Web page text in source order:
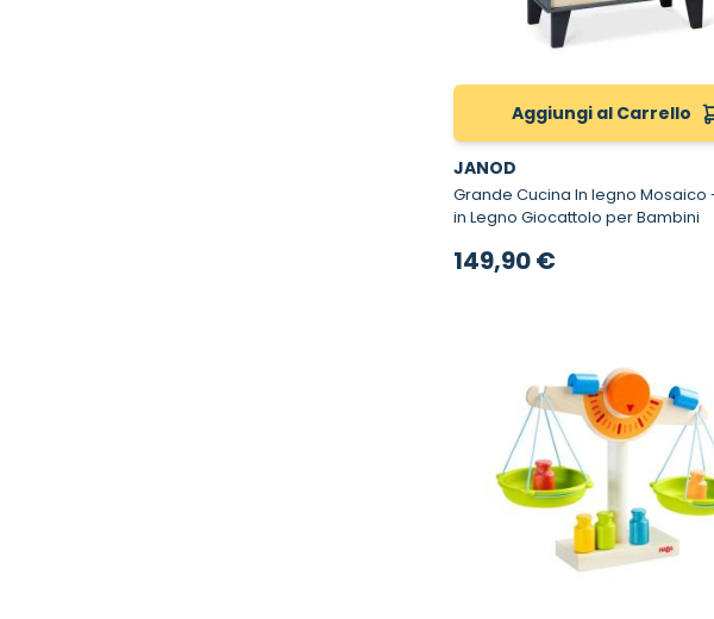
Aggiungi al Carrello
JANOD
Grande Cucina In legno Mosaico - Cucina
in Legno Giocattolo per Bambini
149,90 €